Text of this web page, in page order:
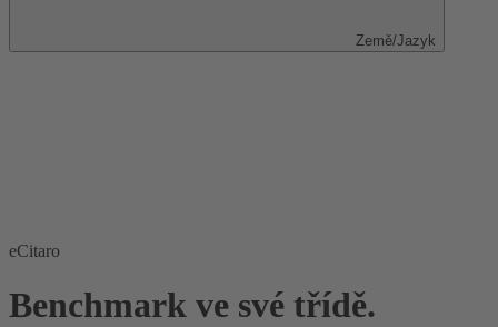
Země/Jazyk
eCitaro
Benchmark ve své třídě.